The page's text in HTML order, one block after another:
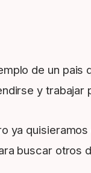
de un
y
ya
buscar otros